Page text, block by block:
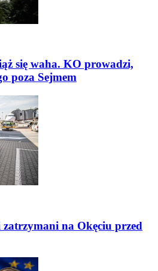
się waha. KO prowadzi,
poza Sejmem
na Okęciu przed